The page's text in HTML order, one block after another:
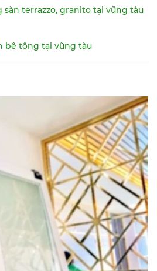
sàn terrazzo, granito tại vũng tàu
bê tông tại vũng tàu